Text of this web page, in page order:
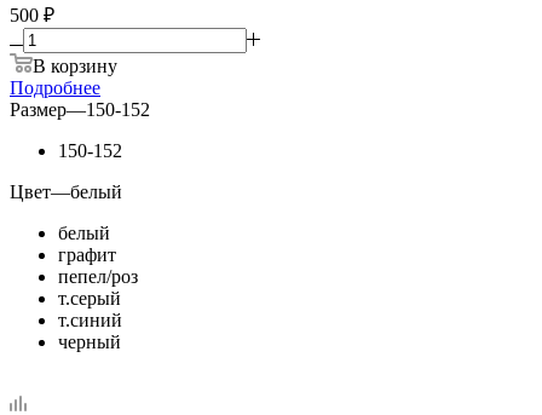
500 ₽
В корзину
Подробнее
Размер—150-152
150-152
Цвет—белый
белый
графит
пепел/роз
т.серый
т.синий
черный